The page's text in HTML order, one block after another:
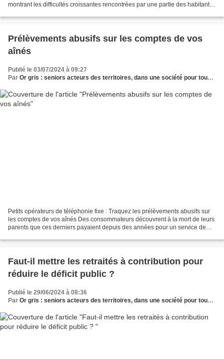
montrant les difficultés croissantes rencontrées par une partie des habitants
Prélèvements abusifs sur les comptes de vos
aînés
Publié le 03/07/2024 à 09:27
Par Or gris : seniors acteurs des territoires, dans une société pour tous les âges
Petits opérateurs de téléphonie fixe : Traquez les prélèvements abusifs sur
les comptes de vos aînés Des consommateurs découvrent à la mort de leurs
parents que ces derniers payaient depuis des années pour un service de
Faut-il mettre les retraités à contribution pour
réduire le déficit public ?
Publié le 29/06/2024 à 08:36
Par Or gris : seniors acteurs des territoires, dans une société pour tous les âges